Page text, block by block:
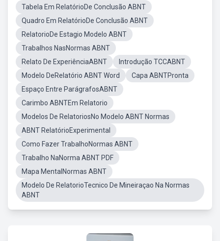
Tabela Em RelatórioDe Conclusão ABNT
Quadro Em RelatórioDe Conclusão ABNT
RelatorioDe Estagio Modelo ABNT
Trabalhos NasNormas ABNT
Relato De ExperiênciaABNT
Introdução TCCABNT
Modelo DeRelatório ABNT Word
Capa ABNTPronta
Espaço Entre ParágrafosABNT
Carimbo ABNTEm Relatorio
Modelos De RelatoriosNo Modelo ABNT Normas
ABNT RelatórioExperimental
Como Fazer TrabalhoNormas ABNT
Trabalho NaNorma ABNT PDF
Mapa MentalNormas ABNT
Modelo De RelatorioTecnico De Mineiraçao Na Normas
ABNT